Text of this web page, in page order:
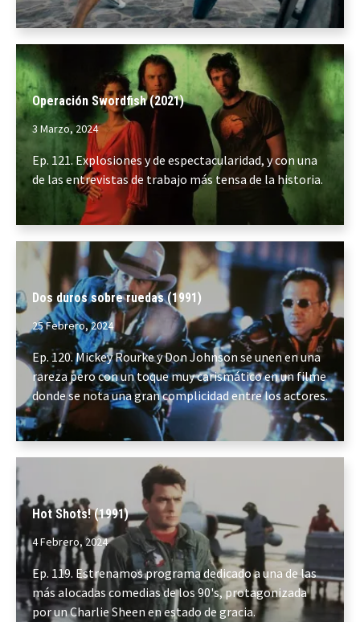
Operación Swordfish (2021)
3 Marzo, 2024
Ep. 121. Explosiones y de espectacularidad, y con una
de las entrevistas de trabajo más tensa de la historia.
Dos duros sobre ruedas (1991)
25 Febrero, 2024
Ep. 120. Mickey Rourke y Don Johnson se unen en una
rareza pero con un toque muy carismático en un filme
donde se nota una gran complicidad entre los actores.
Hot Shots! (1991)
4 Febrero, 2024
Ep. 119. Estrenamos programa dedicado a una de las
más alocadas comedias de los 90's, protagonizada
por un Charlie Sheen en estado de gracia.